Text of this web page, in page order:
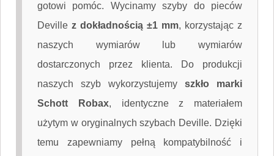
gotowi pomóc. Wycinamy szyby do pieców
Deville z dokładnością ±1 mm, korzystając z
naszych wymiarów lub wymiarów
dostarczonych przez klienta. Do produkcji
naszych szyb wykorzystujemy szkło marki
Schott Robax, identyczne z materiałem
użytym w oryginalnych szybach Deville. Dzięki
temu zapewniamy pełną kompatybilność i